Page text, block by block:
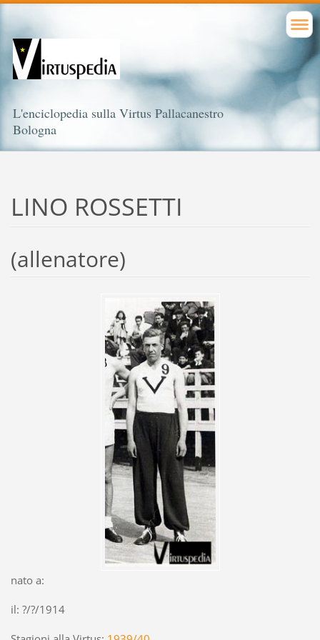
L'enciclopedia sulla Virtus Pallacanestro
Bologna
LINO ROSSETTI
(allenatore)
nato a:
il: ?/?/1914